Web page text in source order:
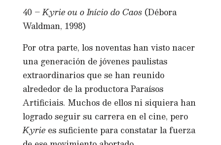
40 –Kyrie ou o Início do Caos (Débora
Waldman, 1998)
Por otra parte, los noventas han visto nacer
una generación de jóvenes paulistas
extraordinarios que se han reunido
alrededor de la productora Paraísos
Artificiais. Muchos de ellos ni siquiera han
logrado seguir su carrera en el cine, pero
Kyrie es suficiente para constatar la fuerza